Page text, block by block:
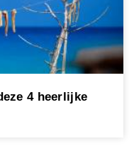
4 heerlijke